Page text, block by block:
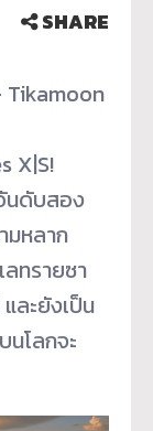
SHARE
Tikamoon
X|S!
นดับสอง
มหลาก
ทรายซา
ละยังเป็น
โลกจะ